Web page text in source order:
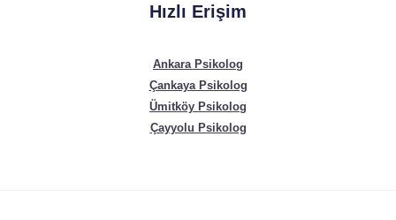
Hızlı Erişim
Ankara Psikolog
Çankaya Psikolog
Ümitköy Psikolog
Çayyolu Psikolog